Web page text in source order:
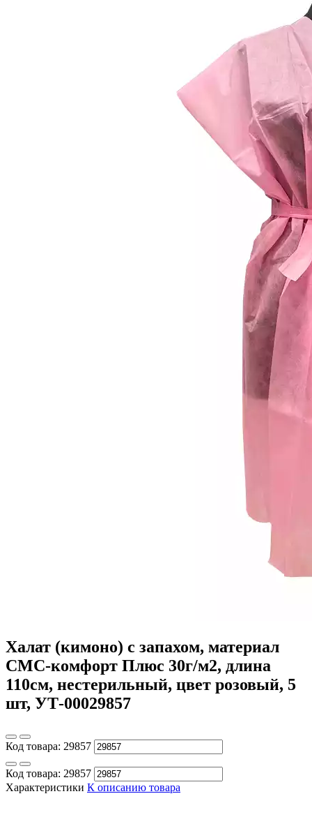
Халат (кимоно) с запахом, материал
СМС-комфорт Плюс 30г/м2, длина
110см, нестерильный, цвет розовый, 5
шт, УТ-00029857
Код товара: 29857
Код товара: 29857
Характеристики К описанию товара